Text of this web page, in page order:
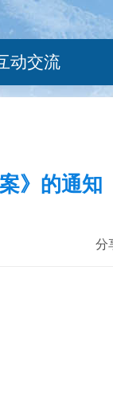
动交流
》的通知
分